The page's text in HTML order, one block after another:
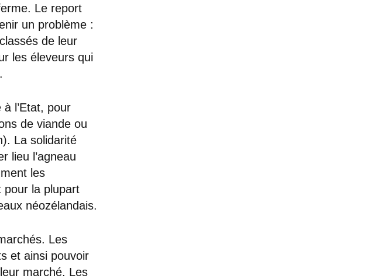
Le report
un problème :
de leur
les éleveurs qui
l’Etat, pour
de viande ou
La solidarité
lieu l’agneau
les
pour la plupart
néozélandais.
Les
et ainsi pouvoir
marché. Les